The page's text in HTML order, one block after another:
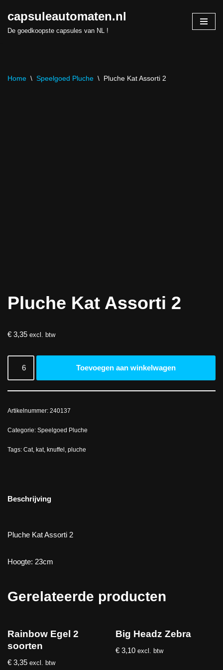
Skip
capsuleautomaten.nl
De goedkoopste capsules van NL !
Home \ Speelgoed Pluche \ Pluche Kat Assorti 2
Pluche Kat Assorti 2
€ 3,35 excl. btw
Toevoegen aan winkelwagen
Artikelnummer: 240137
Categorie: Speelgoed Pluche
Tags: Cat, kat, knuffel, pluche
Beschrijving
Pluche Kat Assorti 2
Hoogte: 23cm
Gerelateerde producten
Rainbow Egel 2
soorten
€ 3,35 excl. btw
Big Headz Zebra
€ 3,10 excl. btw